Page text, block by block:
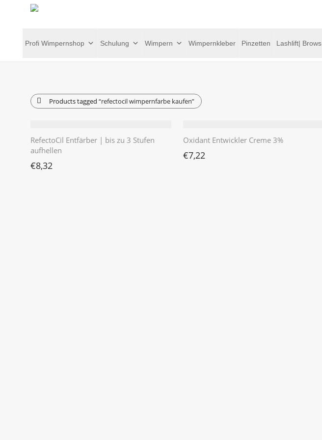
Profi Wimpernshop Schulung Wimpern Wimpernkleber Pinzetten Lashlift| Brows
Products tagged “refectocil wimpernfarbe kaufen”
RefectoCil Entfärber | bis zu 3 Stufen
aufhellen
€8,32
Oxidant Entwickler Creme 3%
€7,22